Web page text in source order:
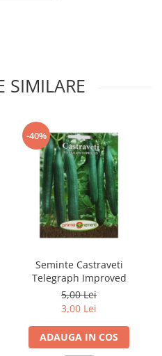
SIMILARE
-40%
Seminte Castraveti
Telegraph Improved
5,00 Lei
3,00 Lei
ADAUGA IN COS